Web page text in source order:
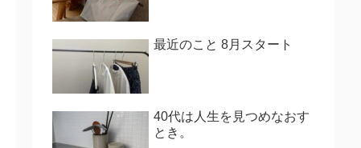
最近のこと 8月スタート
40代は人生を見つめなおす
とき。